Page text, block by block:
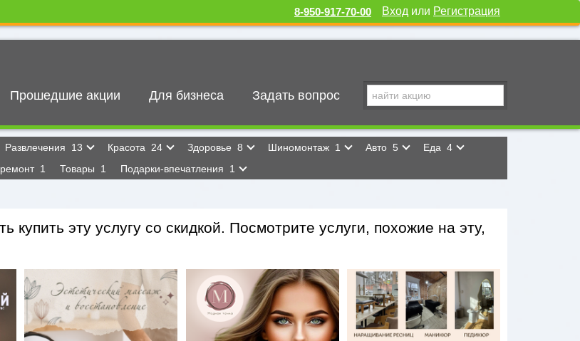
Вход или Регистрация
8-950-917-70-00
Прошедшие акции Для бизнеса Задать вопрос
Развлечения 13 Красота 24 Здоровье 8 Шиномонтаж 1 Авто 5 Еда 4
1 Товары 1 Подарки-впечатления 1
эту услугу со скидкой. Посмотрите услуги, похожие на эту,